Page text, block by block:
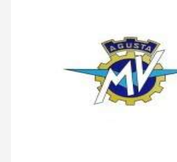
Inscription à la newsletter : 5€ de
Livraison sous 24 h en
Livraison offerte en France métropolitaine